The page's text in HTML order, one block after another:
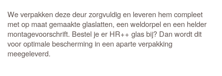
We verpakken deze deur zorgvuldig en leveren hem compleet
met op maat gemaakte glaslatten, een weldorpel en een helder
montagevoorschrift. Bestel je er HR++ glas bij? Dan wordt dit
voor optimale bescherming in een aparte verpakking
meegeleverd.